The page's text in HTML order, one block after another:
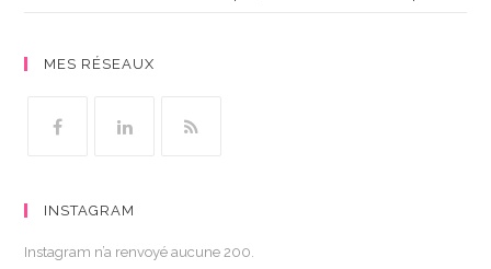
MES RÉSEAUX
INSTAGRAM
Instagram n’a renvoyé aucune 200.